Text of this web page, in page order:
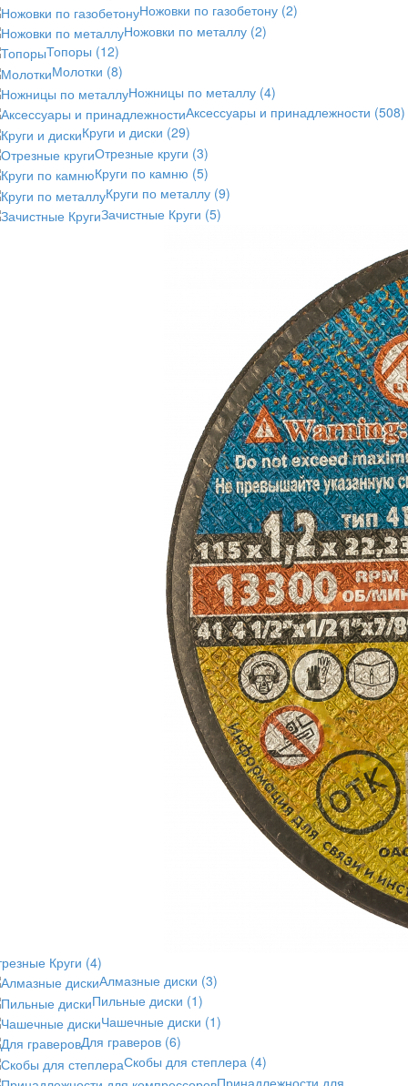
Ножовки по газобетону (2)
Ножовки по металлу (2)
Топоры (12)
Молотки (8)
Ножницы по металлу (4)
Аксессуары и принадлежности (508)
Круги и диски (29)
Отрезные круги (3)
Круги по камню (5)
Круги по металлу (9)
Зачистные Круги (5)
Круги (4)
Алмазные диски (3)
Пильные диски (1)
Чашечные диски (1)
Для граверов (6)
Скобы для степлера (4)
Принадлежности для